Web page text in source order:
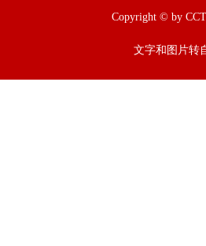
Copyright © by
文字和图片转